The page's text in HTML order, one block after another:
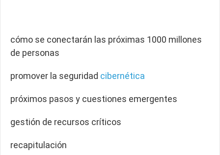
cómo se conectarán las próximas 1000 millones
de personas
promover la seguridad cibernética
próximos pasos y cuestiones emergentes
gestión de recursos críticos
recapitulación